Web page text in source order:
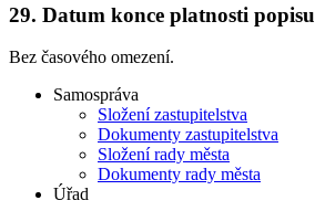
29. Datum konce platnosti popisu
Bez časového omezení.
Samospráva
Složení zastupitelstva
Dokumenty zastupitelstva
Složení rady města
Dokumenty rady města
Úřad